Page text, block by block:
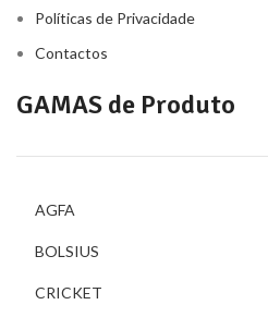
Políticas de Privacidade
Contactos
GAMAS de Produto
AGFA
BOLSIUS
CRICKET